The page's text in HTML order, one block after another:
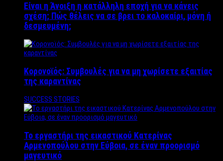
Είναι η Άνοιξη η κατάλληλη εποχή για να κάνεις
σχέση; Πώς θέλεις να σε βρει το καλοκαίρι, μόνη ή
δεσμευμένη;
Κορονοϊός: Συμβουλές για να μη χωρίσετε εξαιτίας
της καραντίνας
SUCCESS STORIES
Το εργαστήρι της εικαστικού Κατερίνας
Αρμενοπούλου στην Εύβοια, σε έναν προορισμό
μαγευτικό